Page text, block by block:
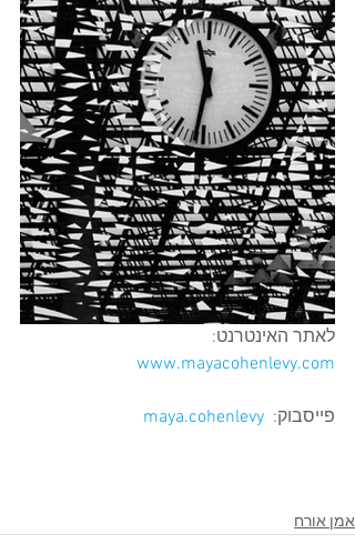
לאתר האינטרנט:
www.mayacohenlevy.com
פייסבוק: maya.cohenlevy
אמן אורח